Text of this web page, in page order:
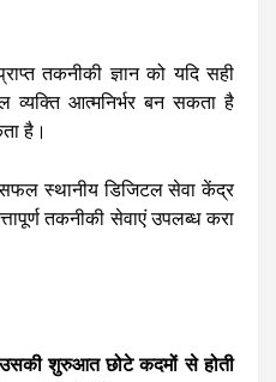
तकनीकी ज्ञान को यदि सही
व्यक्ति आत्मनिर्भर बन सकता है
है।
स्थानीय डिजिटल सेवा केंद्र
तकनीकी सेवाएं उपलब्ध करा
शुरुआत छोटे कदमों से होती